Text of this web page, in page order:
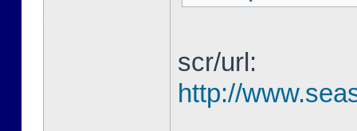
scr/url:
http://